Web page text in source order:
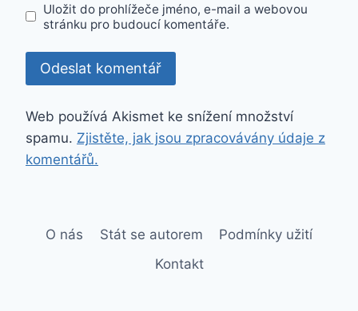
Uložit do prohlížeče jméno, e-mail a webovou
stránku pro budoucí komentáře.
Web používá Akismet ke snížení množství
spamu. Zjistěte, jak jsou zpracovávány údaje z
komentářů.
O nás Stát se autorem
Podmínky užití
Kontakt